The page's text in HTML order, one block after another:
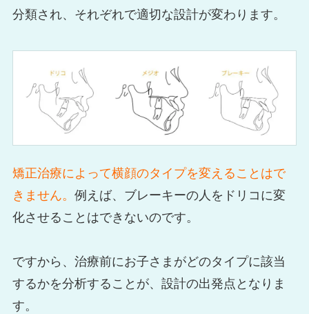
分類され、それぞれで適切な設計が変わります。
矯正治療によって横顔のタイプを変えることはで
きません。 例えば、ブレーキーの人をドリコに変
化させることはできないのです。
ですから、治療前にお子さまがどのタイプに該当
するかを分析することが、設計の出発点となりま
す。